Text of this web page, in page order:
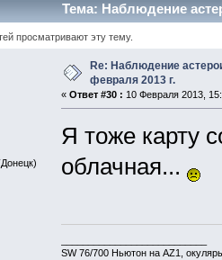
Тема: Наблюдение
просматривают эту тему.
Re: Наблюдение
февраля 2013 г.
« Ответ #30 : 10 Февраля 2013,
Я тоже карту
облачная...
SW 76/700 Ньютон на AZ1,